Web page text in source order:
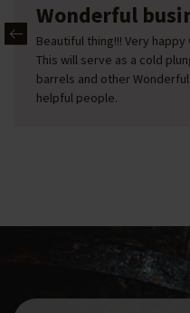
Wonderful
Beautiful thing!!! Very
This will serve as a cold
barrels and other
helpful people.